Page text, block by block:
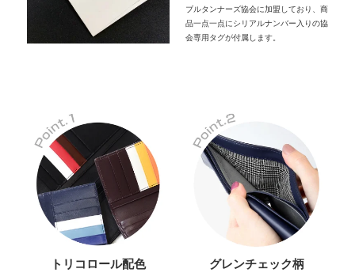
ブルタンナーズ協会に加盟しており、商
品一点一点にシリアルナンバー入りの協
会専用タグが付属します。
トリコロール配色 グレンチェック柄